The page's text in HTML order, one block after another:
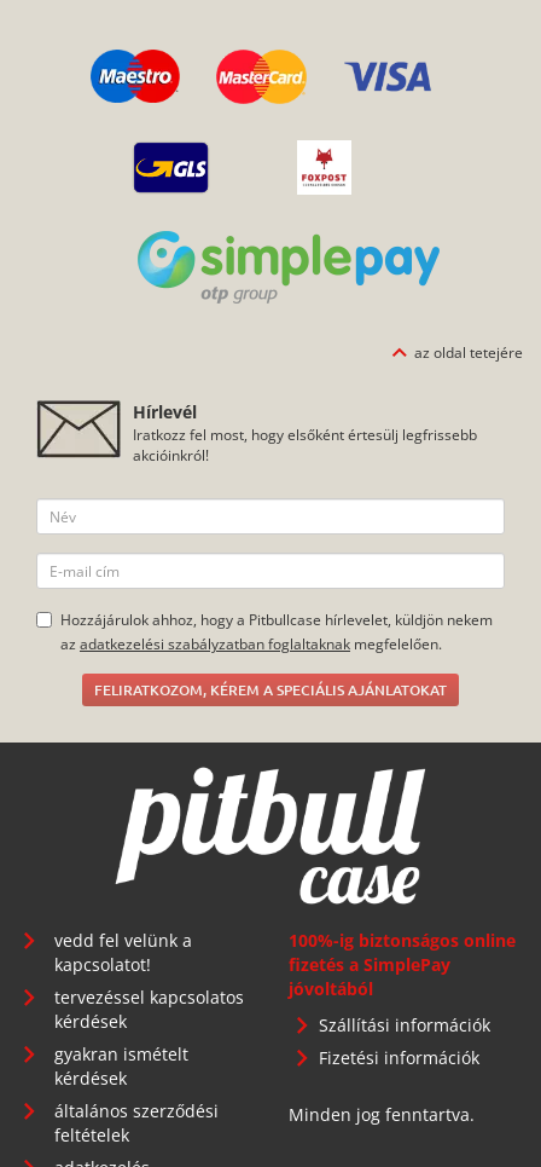
az oldal tetejére
Hírlevél
Iratkozz fel most, hogy elsőként értesülj legfrissebb
akcióinkról!
Hozzájárulok ahhoz, hogy a Pitbullcase hírlevelet, küldjön nekem
az adatkezelési szabályzatban foglaltaknak megfelelően.
FELIRATKOZOM, KÉREM A SPECIÁLIS AJÁNLATOKAT
vedd fel velünk a
kapcsolatot!
tervezéssel kapcsolatos
kérdések
gyakran ismételt
kérdések
általános szerződési
feltételek
100%-ig biztonságos online
fizetés a SimplePay
jóvoltából
Szállítási információk
Fizetési információk
Minden jog fenntartva.